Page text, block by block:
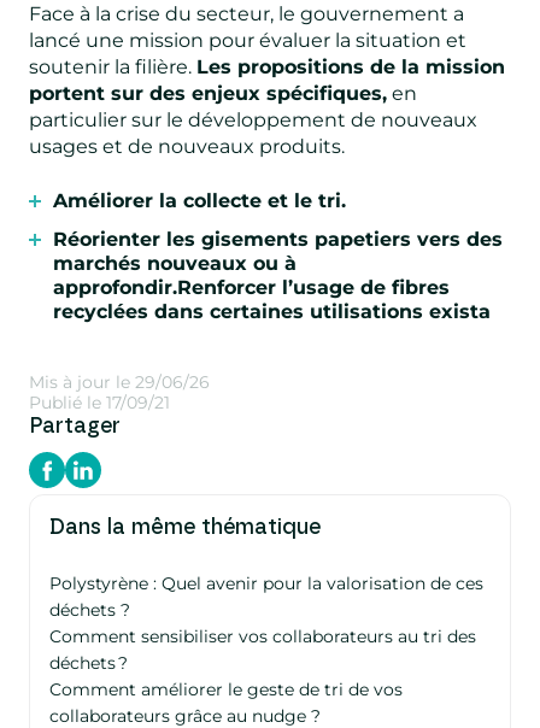
Face à la crise du secteur, le gouvernement a
lancé une mission pour évaluer la situation et
soutenir la filière. Les propositions de la mission
portent sur des enjeux spécifiques, en
particulier sur le développement de nouveaux
usages et de nouveaux produits.
Améliorer la collecte et le tri.
Réorienter les gisements papetiers vers des
marchés nouveaux ou à
approfondir.Renforcer l’usage de fibres
recyclées dans certaines utilisations exista
Mis à jour le 29/06/26
Publié le 17/09/21
Partager
Dans la même thématique
Polystyrène : Quel avenir pour la valorisation de ces
déchets ?
Comment sensibiliser vos collaborateurs au tri des
déchets ?
Comment améliorer le geste de tri de vos
collaborateurs grâce au nudge ?